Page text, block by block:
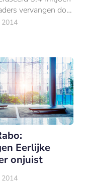
vervangen door
2014
Eerlijke
onjuist